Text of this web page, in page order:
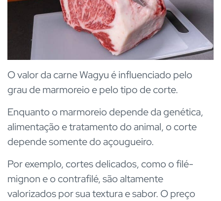
O valor da carne Wagyu é influenciado pelo
grau de marmoreio e pelo tipo de corte.
Enquanto o marmoreio depende da genética,
alimentação e tratamento do animal, o corte
depende somente do açougueiro.
Por exemplo, cortes delicados, como o filé-
mignon e o contrafilé, são altamente
valorizados por sua textura e sabor. O preço